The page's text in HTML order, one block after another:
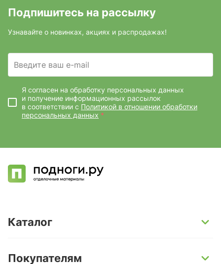
Подпишитесь на рассылку
Узнавайте о новинках, акциях и распродажах!
Введите ваш e-mail
Я согласен на обработку персональных данных
и получение информационных рассылок
в соответствии с Политикой в отношении обработки
персональных данных *
Каталог
Кварц-винил и LVT-плитка
Покупателям